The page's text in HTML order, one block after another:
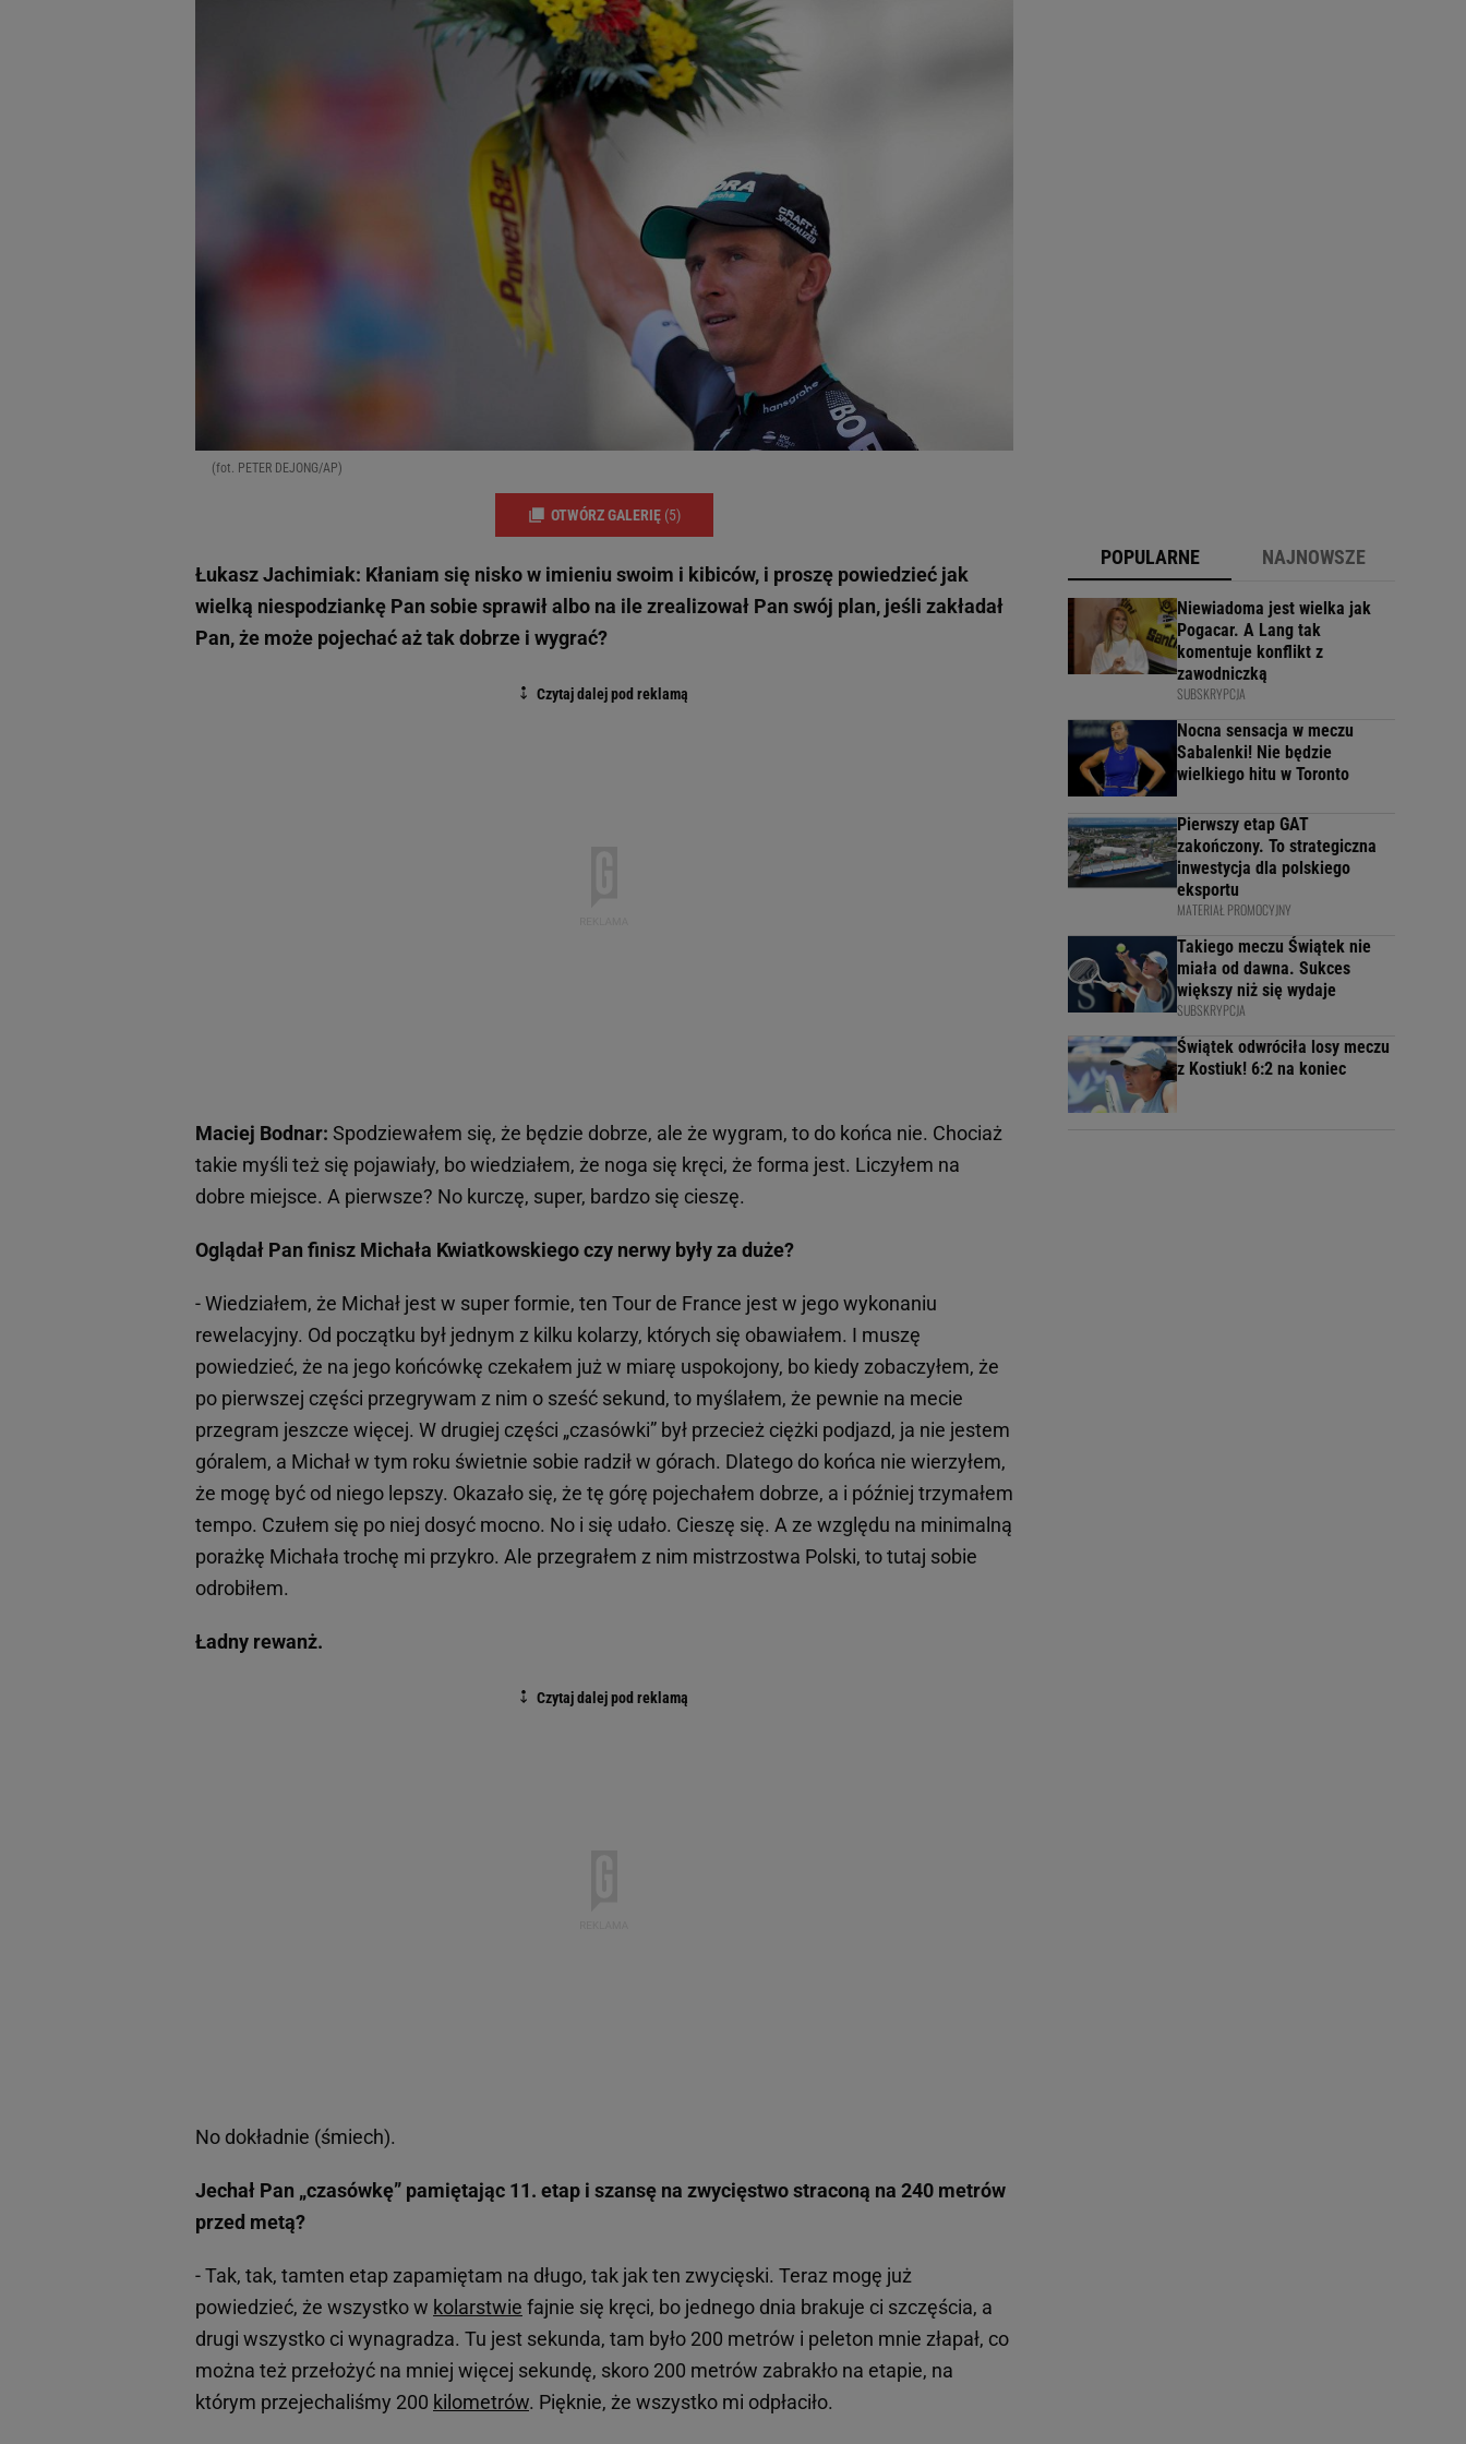
(fot. PETER DEJONG/AP)
OTWÓRZ GALERIĘ (5)
Łukasz Jachimiak: Kłaniam się nisko w imieniu swoim i kibiców, i proszę powiedzieć jak
wielką niespodziankę Pan sobie sprawił albo na ile zrealizował Pan swój plan, jeśli zakładał
Pan, że może pojechać aż tak dobrze i wygrać?
Maciej Bodnar: Spodziewałem się, że będzie dobrze, ale że wygram, to do końca nie. Chociaż
takie myśli też się pojawiały, bo wiedziałem, że noga się kręci, że forma jest. Liczyłem na
dobre miejsce. A pierwsze? No kurczę, super, bardzo się cieszę.
Oglądał Pan finisz Michała Kwiatkowskiego czy nerwy były za duże?
- Wiedziałem, że Michał jest w super formie, ten Tour de France jest w jego wykonaniu
rewelacyjny. Od początku był jednym z kilku kolarzy, których się obawiałem. I muszę
powiedzieć, że na jego końcówkę czekałem już w miarę uspokojony, bo kiedy zobaczyłem, że
po pierwszej części przegrywam z nim o sześć sekund, to myślałem, że pewnie na mecie
przegram jeszcze więcej. W drugiej części „czasówki” był przecież ciężki podjazd, ja nie jestem
góralem, a Michał w tym roku świetnie sobie radził w górach. Dlatego do końca nie wierzyłem,
że mogę być od niego lepszy. Okazało się, że tę górę pojechałem dobrze, a i później trzymałem
tempo. Czułem się po niej dosyć mocno. No i się udało. Cieszę się. A ze względu na minimalną
porażkę Michała trochę mi przykro. Ale przegrałem z nim mistrzostwa Polski, to tutaj sobie
odrobiłem.
Ładny rewanż.
No dokładnie (śmiech).
Jechał Pan „czasówkę” pamiętając 11. etap i szansę na zwycięstwo straconą na 240 metrów
przed metą?
- Tak, tak, tamten etap zapamiętam na długo, tak jak ten zwycięski. Teraz mogę już
powiedzieć, że wszystko w kolarstwie fajnie się kręci, bo jednego dnia brakuje ci szczęścia, a
drugi wszystko ci wynagradza. Tu jest sekunda, tam było 200 metrów i peleton mnie złapał, co
można też przełożyć na mniej więcej sekundę, skoro 200 metrów zabrakło na etapie, na
którym przejechaliśmy 200 kilometrów. Pięknie, że wszystko mi odpłaciło.
POPULARNE NAJNOWSZE
Niewiadoma jest wielka jak
Pogacar. A Lang tak
komentuje konflikt z
zawodniczką
SUBSKRYPCJA
Nocna sensacja w meczu
Sabalenki! Nie będzie
wielkiego hitu w Toronto
Pierwszy etap GAT
zakończony. To strategiczna
inwestycja dla polskiego
eksportu
MATERIAŁ PROMOCYJNY
Takiego meczu Świątek nie
miała od dawna. Sukces
większy niż się wydaje
SUBSKRYPCJA
Świątek odwróciła losy meczu
z Kostiuk! 6:2 na koniec